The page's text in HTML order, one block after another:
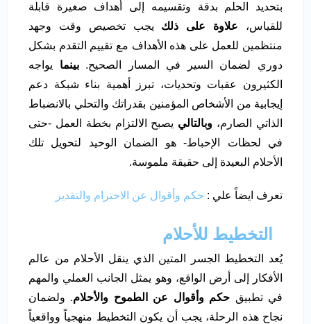
بتحديد الحلم بدقة وتقسيمه إلى أهداف صغيرة قابلة
للقياس، علاوة على ذلك يجب تخصيص وقت وجهد
منتظمين للعمل على هذه الأهداف مع تقييم التقدم بشكل
دوري لضمان السير في المسار الصحيح.بينما يواجه
الكثيرون عقبات وتحديات، تبرز أهمية بناء شبكة دعم
إيجابية من الأشخاص المؤمنين بقدراتك والتحلي بالانضباط
الذاتي الصارم، وبالتالي يصبح الالتزام بخطة العمل -حتى
في لحظات الإحباط- هو الضمان الوحيد لتحويل تلك
الأحلام البعيدة إلى حقيقة ملموسة.
تعرف ايضاً علي : حكم وأقوال عن الاحترام والتقدير
التخطيط للأحلام
يُعد التخطيط الجسر المتين الذي ينقل الأحلام من عالم
الأفكار إلى أرض الواقع، وهو يمثل الجانب العملي والمهم
في تطبيق حكم وأقوال عن الطموح والأحلام. ولضمان
نجاح هذه الرحلة، يجب أن يكون التخطيط منهجياً وواقعياً